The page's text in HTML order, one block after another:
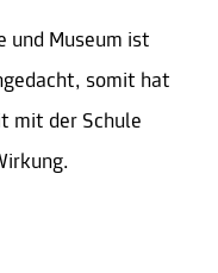
und Museum ist
somit hat
mit der Schule